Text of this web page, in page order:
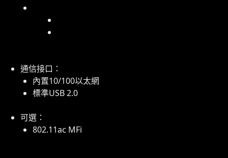
通信接口：
內置10/100以太網
標準USB 2.0
可選：
802.11ac MFi